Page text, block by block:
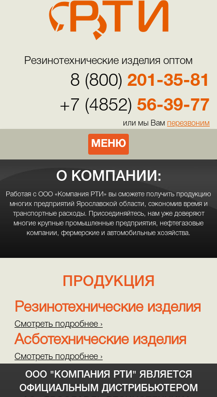
Резинотехнические изделия оптом
8 (800) 201-35-81
+7 (4852) 56-39-77
или мы Вам перезвоним
МЕНЮ
О КОМПАНИИ:
Работая с ООО «Компания РТИ» вы сможете получить продукцию
многих предприятий Ярославской области, сэкономив время и
транспортные расходы. Присоединяйтесь, нам уже доверяют
многие крупные промышленные предприятия, нефтегазовые
компании, фермерские и автомобильные хозяйства.
ПРОДУКЦИЯ
Резинотехнические изделия
Смотреть подробнее ›
Асботехнические изделия
Смотреть подробнее ›
ООО "КОМПАНИЯ РТИ" ЯВЛЯЕТСЯ
ОФИЦИАЛЬНЫМ ДИСТРИБЬЮТЕРОМ